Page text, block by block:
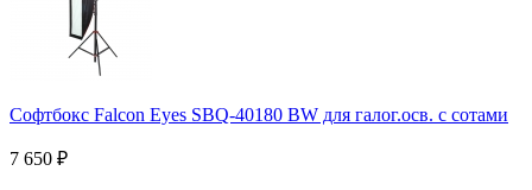
Софтбокс Falcon Eyes SBQ-40180 BW для галог.осв. с сотами
7 650 ₽